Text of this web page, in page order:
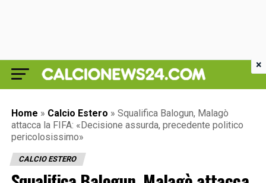
Home » Calcio Estero » Squalifica Balogun, Malagò
attacca la FIFA: «Decisione assurda, precedente politico
pericolosissimo»
CALCIO ESTERO
×